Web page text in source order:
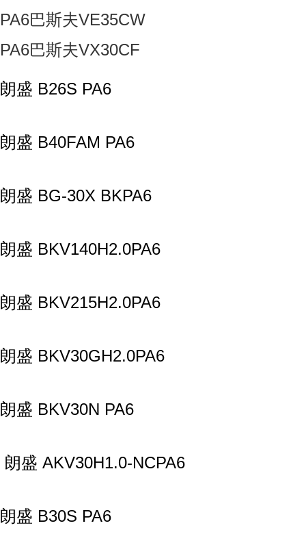
PA6巴斯夫VE35CW
PA6巴斯夫VX30CF
朗盛 B26S PA6
朗盛 B40FAM PA6
朗盛 BG-30X BKPA6
朗盛 BKV140H2.0PA6
朗盛 BKV215H2.0PA6
朗盛 BKV30GH2.0PA6
朗盛 BKV30N PA6
朗盛 AKV30H1.0-NCPA6
朗盛 B30S PA6